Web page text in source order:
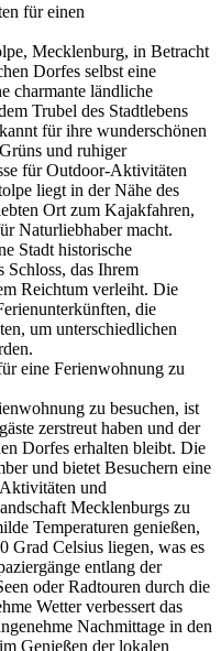
für einen
Mecklenburg, in Betracht
Dorfes selbst eine
charmante ländliche
Trubel des Stadtlebens
für ihre wunderschönen
und ruhiger
für Outdoor-Aktivitäten
liegt in der Nähe des
Ort zum Kajakfahren,
Naturliebhaber macht.
Stadt historische
Schloss, das Ihrem
Reichtum verleiht. Die
die
um unterschiedlichen
eine Ferienwohnung zu
zu besuchen, ist
zerstreut haben und der
Dorfes erhalten bleibt. Die
und bietet Besuchern eine
und
Mecklenburgs zu
Temperaturen genießen,
Grad Celsius liegen, was es
entlang der
oder Radtouren durch die
Wetter verbessert das
Nachmittage in den
Genießen der lokalen